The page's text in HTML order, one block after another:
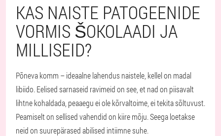
KAS NAISTE PATOGEENIDE
VORMIS ŠOKOLAADI JA
MILLISEID?
Põneva komm – ideaalne lahendus naistele, kellel on madal
libiido. Eelised sarnaseid ravimeid on see, et nad on piisavalt
lihtne kohaldada, peaaegu ei ole kõrvaltoime, ei tekita sõltuvust.
Peamiselt on sellised vahendid on kiire mõju. Seega loetakse
neid on suurepärased abilised intiimne suhe.